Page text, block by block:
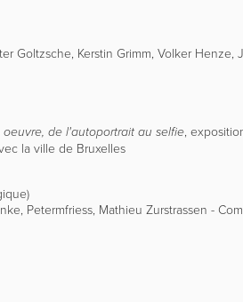
Goltzsche, Kerstin Grimm, Volker Henze,
de l'autoportrait au selfie,
la ville de Bruxelles
Petermfriess, Mathieu Zurstrassen -